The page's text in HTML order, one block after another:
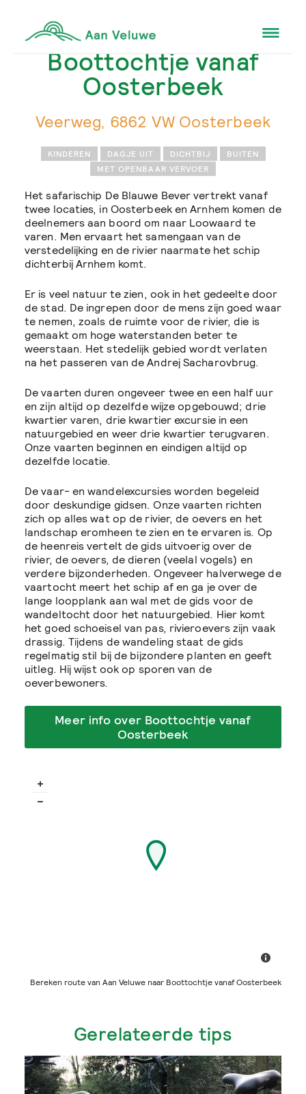
Boottochtje vanaf
Oosterbeek
Veerweg, 6862 VW Oosterbeek
KINDEREN DAGJE UIT DICHTBIJ
BUITEN
MET OPENBAAR VERVOER
Het safarischip De Blauwe Bever vertrekt vanaf
twee locaties, in Oosterbeek en Arnhem komen de
deelnemers aan boord om naar Loowaard te
varen. Men ervaart het samengaan van de
verstedelijking en de rivier naarmate het schip
dichterbij Arnhem komt.
Er is veel natuur te zien, ook in het gedeelte door
de stad. De ingrepen door de mens zijn goed waar
te nemen, zoals de ruimte voor de rivier, die is
gemaakt om hoge waterstanden beter te
weerstaan. Het stedelijk gebied wordt verlaten
na het passeren van de Andrej Sacharovbrug.
De vaarten duren ongeveer twee en een half uur
en zijn altijd op dezelfde wijze opgebouwd; drie
kwartier varen, drie kwartier excursie in een
natuurgebied en weer drie kwartier terugvaren.
Onze vaarten beginnen en eindigen altijd op
dezelfde locatie.
De vaar- en wandelexcursies worden begeleid
door deskundige gidsen. Onze vaarten richten
zich op alles wat op de rivier, de oevers en het
landschap eromheen te zien en te ervaren is. Op
de heenreis vertelt de gids uitvoerig over de
rivier, de oevers, de dieren (veelal vogels) en
verdere bijzonderheden. Ongeveer halverwege de
vaartocht meert het schip af en ga je over de
lange loopplank aan wal met de gids voor de
wandeltocht door het natuurgebied. Hier komt
het goed schoeisel van pas, rivieroevers zijn vaak
drassig. Tijdens de wandeling staat de gids
regelmatig stil bij de bijzondere planten en geeft
uitleg. Hij wijst ook op sporen van de
oeverbewoners.
Meer info over Boottochtje vanaf
Oosterbeek
Bereken route van Aan Veluwe naar Boottochtje vanaf Oosterbeek
Gerelateerde tips